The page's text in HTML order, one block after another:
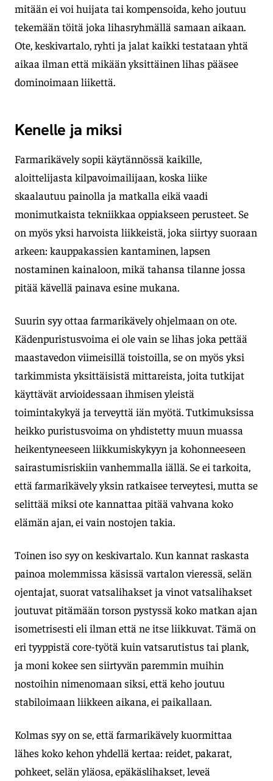
mitään ei voi huijata tai kompensoida, keho joutuu
tekemään töitä joka lihasryhmällä samaan aikaan.
Ote, keskivartalo, ryhti ja jalat kaikki testataan yhtä
aikaa ilman että mikään yksittäinen lihas pääsee
dominoimaan liikettä.
Kenelle ja miksi
Farmarikävely sopii käytännössä kaikille,
aloittelijasta kilpavoimailijaan, koska liike
skaalautuu painolla ja matkalla eikä vaadi
monimutkaista tekniikkaa oppiakseen perusteet. Se
on myös yksi harvoista liikkeistä, joka siirtyy suoraan
arkeen: kauppakassien kantaminen, lapsen
nostaminen kainaloon, mikä tahansa tilanne jossa
pitää kävellä painava esine mukana.
Suurin syy ottaa farmarikävely ohjelmaan on ote.
Kädenpuristusvoima ei ole vain se lihas joka pettää
maastavedon viimeisillä toistoilla, se on myös yksi
tarkimmista yksittäisistä mittareista, joita tutkijat
käyttävät arvioidessaan ihmisen yleistä
toimintakykyä ja terveyttä iän myötä. Tutkimuksissa
heikko puristusvoima on yhdistetty muun muassa
heikentyneeseen liikkumiskykyyn ja kohonneeseen
sairastumisriskiin vanhemmalla iällä. Se ei tarkoita,
että farmarikävely yksin ratkaisee terveytesi, mutta se
selittää miksi ote kannattaa pitää vahvana koko
elämän ajan, ei vain nostojen takia.
Toinen iso syy on keskivartalo. Kun kannat raskasta
painoa molemmissa käsissä vartalon vieressä, selän
ojentajat, suorat vatsalihakset ja vinot vatsalihakset
joutuvat pitämään torson pystyssä koko matkan ajan
isometrisesti eli ilman että ne itse liikkuvat. Tämä on
eri tyyppistä core-työtä kuin vatsarutistus tai plank,
ja moni kokee sen siirtyvän paremmin muihin
nostoihin nimenomaan siksi, että keho joutuu
stabiloimaan liikkeen aikana, ei paikallaan.
Kolmas syy on se, että farmarikävely kuormittaa
lähes koko kehon yhdellä kertaa: reidet, pakarat,
pohkeet, selän yläosa, epäkäslihakset, leveä